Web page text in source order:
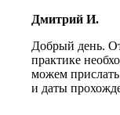
Дмитрий И.
Добрый день.
практике
можем
и даты